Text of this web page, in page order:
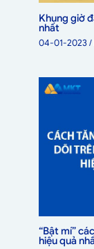
Khung giờ
nhất
04-01-2023/
“Bật mí”
hiệu quả